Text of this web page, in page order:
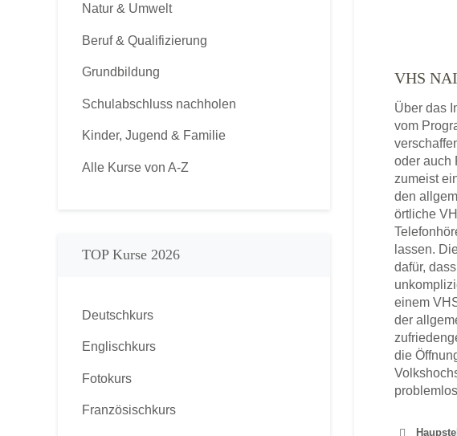
VHS
Über das
vom
oder auch
zumeist
den
örtliche
lassen.
dafür,
einem
der
die
Natur & Umwelt
Beruf & Qualifizierung
Grundbildung
Schulabschluss nachholen
Kinder, Jugend & Familie
Alle Kurse von A-Z
TOP Kurse 2026
Deutschkurs
Englischkurs
Fotokurs
Französischkurs